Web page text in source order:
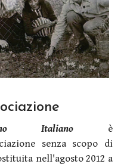
Italiano
è
senza scopo di
nell'agosto 2012 a